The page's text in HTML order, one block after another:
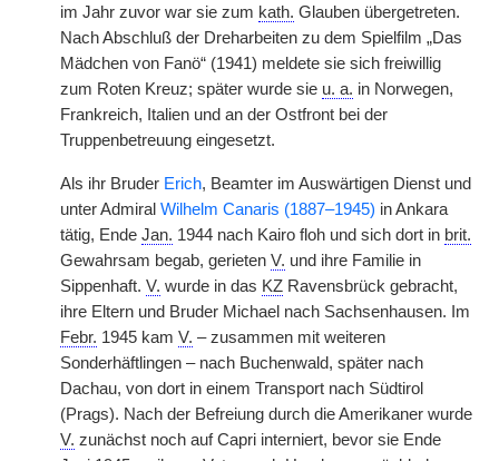
im Jahr zuvor war sie zum kath. Glauben übergetreten.
Nach Abschluß der Dreharbeiten zu dem Spielfilm „Das
Mädchen von Fanö“ (1941) meldete sie sich freiwillig
zum Roten Kreuz; später wurde sie u. a. in Norwegen,
Frankreich, Italien und an der Ostfront bei der
Truppenbetreuung eingesetzt.
Als ihr Bruder Erich, Beamter im Auswärtigen Dienst und
unter Admiral Wilhelm Canaris (1887–1945) in Ankara
tätig, Ende Jan. 1944 nach Kairo floh und sich dort in brit.
Gewahrsam begab, gerieten V. und ihre Familie in
Sippenhaft. V. wurde in das KZ Ravensbrück gebracht,
ihre Eltern und Bruder Michael nach Sachsenhausen. Im
Febr. 1945 kam V. – zusammen mit weiteren
Sonderhäftlingen – nach Buchenwald, später nach
Dachau, von dort in einem Transport nach Südtirol
(Prags). Nach der Befreiung durch die Amerikaner wurde
V. zunächst noch auf Capri interniert, bevor sie Ende